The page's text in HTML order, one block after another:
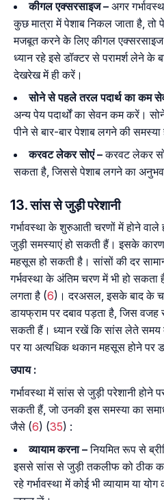
कीगल एक्सरसाइज – अगर
कुछ मात्रा में पेशाब निकल जाता है, तो
मजबूत करने के लिए कीगल
ध्यान रहे इसे डॉक्टर से परामर्श लेने के
देखरेख में ही करें।
सोने से पहले तरल पदार्थ का कम
अन्य पेय पदार्थों का सेवन कम करें।
पीने से बार-बार पेशाब लगने की
करवट लेकर सोएं –करवट लेकर
सकता है, जिससे पेशाब लगने का
13. सांस से जुड़ी परेशानी
गर्भावस्था के शुरुआती चरणों में होने
जुड़ी समस्याएं हो सकती हैं। इसके
महसूस हो सकती है। सांसों की दर
गर्भवस्था के अंतिम चरण में भी हो सकता
लगता है (6)। दरअसल, इसके बाद के
डायफ्राम पर दबाव पड़ता है, जिस वजह
सकती हैं। ध्यान रखें कि सांस लेते समय
पर या अत्यधिक थकान महसूस होने पर
उपाय :
गर्भावस्था में सांस से जुड़ी परेशानी होने
सकती हैं, जो उनकी इस समस्या का
जैसे (6) (35) :
व्यायाम करना –नियमित रूप से
इससे सांस से जुड़ी तकलीफ को ठीक
रहे गर्भावस्था में कोई भी व्यायाम या